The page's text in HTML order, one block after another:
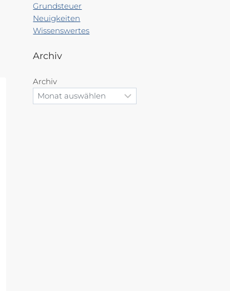
Grundsteuer
Neuigkeiten
Wissenswertes
Archiv
Archiv